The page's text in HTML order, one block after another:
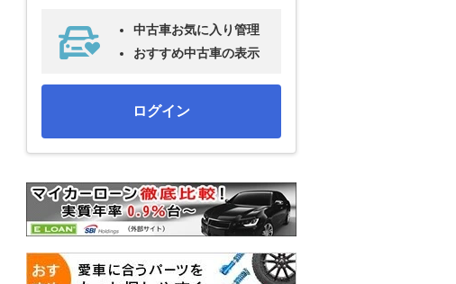
中古車お気に入り管理
おすすめ中古車の表示
ログイン